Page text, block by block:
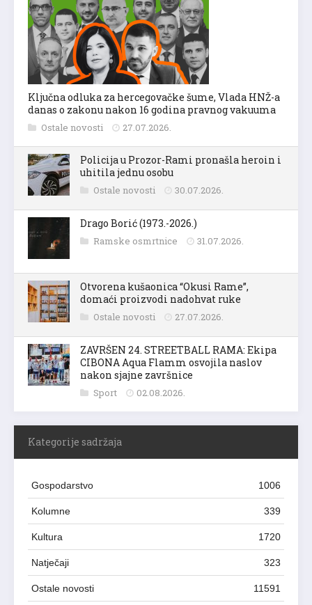
Ključna odluka za hercegovačke šume, Vlada HNŽ-a
danas o zakonu nakon 16 godina pravnog vakuuma
Ostale novosti 27.07.2026.
Policija u Prozor-Rami pronašla heroin i
uhitila jednu osobu
Ostale novosti 30.07.2026.
Drago Borić (1973.-2026.)
Ramske osmrtnice 31.07.2026.
Otvorena kušaonica “Okusi Rame”,
domaći proizvodi nadohvat ruke
Ostale novosti 27.07.2026.
ZAVRŠEN 24. STREETBALL RAMA: Ekipa
CIBONA Aqua Flamm osvojila naslov
nakon sjajne završnice
Sport 02.08.2026.
Kategorije sadržaja
Gospodarstvo 1006
Kolumne 339
Kultura 1720
Natječaji 323
Ostale novosti 11591